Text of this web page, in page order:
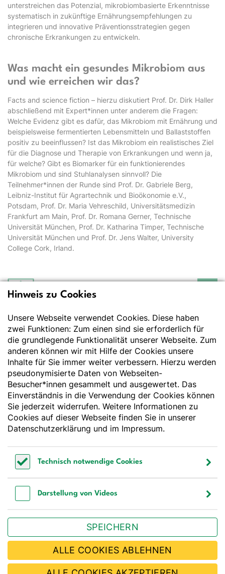
unterstreichen das Potenzial, mikrobiombasierte Erkenntnisse
systematisch in zukünftige Ernährungsempfehlungen zu
integrieren und innovative Präventionsstrategien gegen
chronische Erkrankungen zu entwickeln.
Was macht ein gesundes Mikrobiom aus
und wie erreichen wir das?
Facts and science fiction – hierzu diskutiert Prof. Dr. Dirk Haller
abschließend mit Expert*innen unter anderem die Fragen:
Welche Evidenz gibt es dafür, das Mikrobiom mit Ernährung und
beispielsweise fermentierten Lebensmitteln und Ballaststoffen
positiv zu beeinflussen? Ist das Mikrobiom ein realistisches Ziel
für die Diagnose und Therapie von Erkrankungen und wenn ja,
für welche? Gibt es Biomarker für ein funktionierendes
Mikrobiom und sind Stuhlanalysen sinnvoll? Die
Teilnehmer*innen der Runde sind Prof. Dr. Gabriele Berg,
Leibniz-Institut für Agrartechnik und Bioökonomie e.V.,
Potsdam, Prof. Dr. Maria Vehreschild, Universitätsmedizin
Frankfurt am Main, Prof. Dr. Romana Gerner, Technische
Universität München, Prof. Dr. Katharina Timper, Technische
Universität München und Prof. Dr. Jens Walter, University
College Cork, Irland.
Deutsche Gesellschaft
Der Wissenschaft verpflichtet - Ihre Partnerin für
Essen und Trinken
Deutsche Gesellschaft für Ernährung e. V.
Godesberger Allee 136
53175 Bonn
Tel:+49 228 3776-600
Fax:+49 228 3776-800
E-Mail: webmaster@dge.de
[socialLinksTitle]
Bestellen Sie unseren Newsletter
JETZT ABONNIEREN
Hinweis zu Cookies
Unsere Webseite verwendet Cookies. Diese haben
zwei Funktionen: Zum einen sind sie erforderlich für
die grundlegende Funktionalität unserer Webseite. Zum
anderen können wir mit Hilfe der Cookies unsere
Inhalte für Sie immer weiter verbessern. Hierzu werden
pseudonymisierte Daten von Webseiten-
Besucher*innen gesammelt und ausgewertet. Das
Einverständnis in die Verwendung der Cookies können
Sie jederzeit widerrufen. Weitere Informationen zu
Cookies auf dieser Webseite finden Sie in unserer
Datenschutzerklärung und im Impressum.
Technisch notwendige Cookies
Darstellung von Videos
SPEICHERN
ALLE COOKIES ABLEHNEN